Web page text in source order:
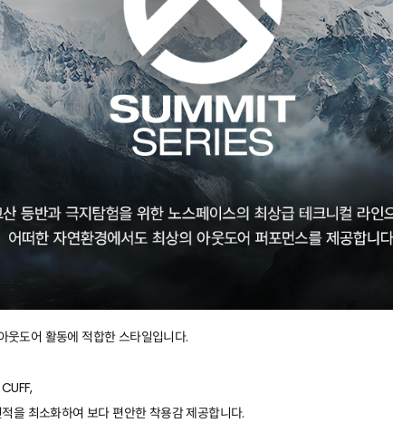
웃도어 활동에 적합한 스타일입니다.
을 최소화하여 보다 편안한 착용감 제공합니다.